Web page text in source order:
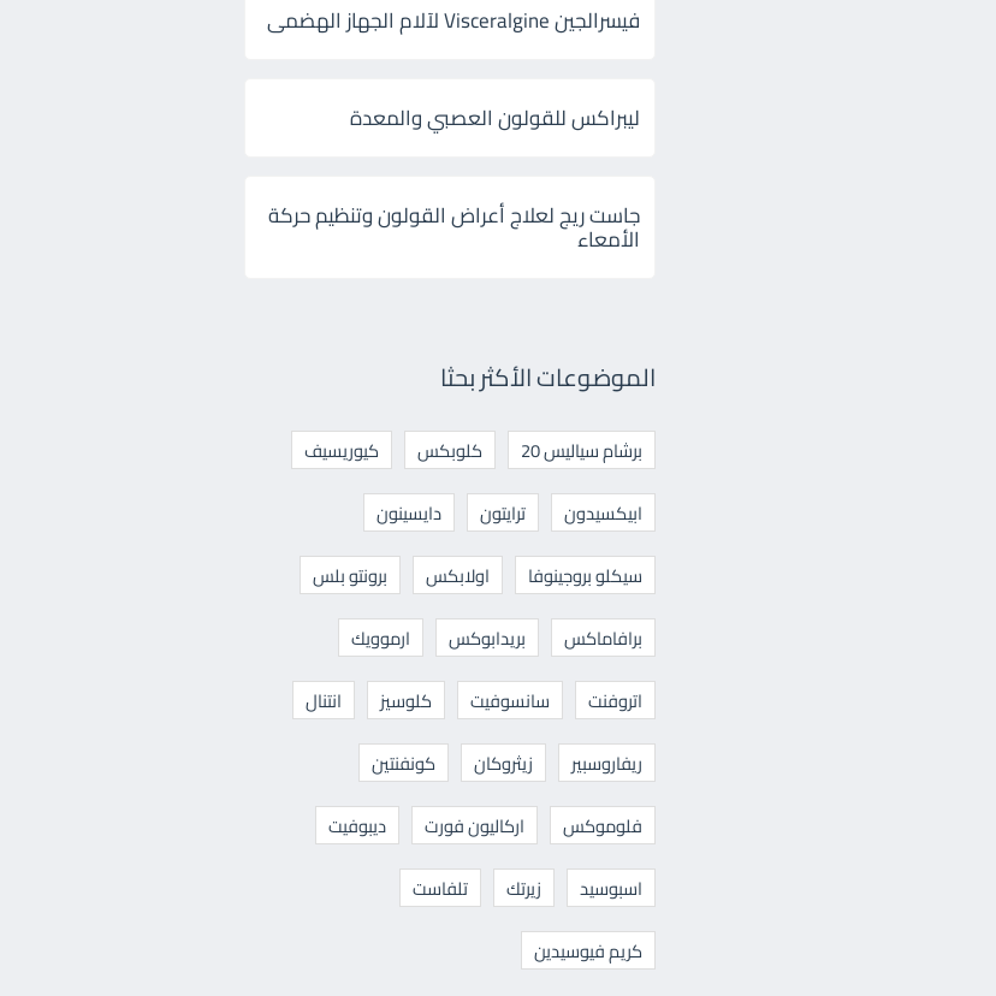
فيسرالجين Visceralgine لآلام الجهاز الهضمى
ليبراكس للقولون العصبي والمعدة
جاست ريج لعلاج أعراض القولون وتنظيم حركة
الأمعاء
الموضوعات الأكثر بحثا
برشام سياليس 20 كلوبكس
كيوريسيف
ابيكسيدون
ترايتون
دايسينون
سيكلو بروجينوفا
اولابكس
برونتو بلس
برافاماكس
بريدابوكس
ارموويك
اتروفنت
سانسوفيت كلوسيز
انتنال
ريفاروسبير
زيثروكان
كونفنتين
فلوموكس
اركاليون فورت
ديبوفيت
اسبوسيد
زيرتك
تلفاست
كريم فيوسيدين